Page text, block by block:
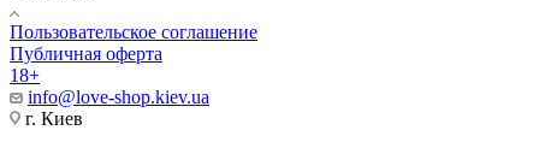
Пользовательское соглашение
Публичная оферта
18+
info@love-shop.kiev.ua
г. Киев